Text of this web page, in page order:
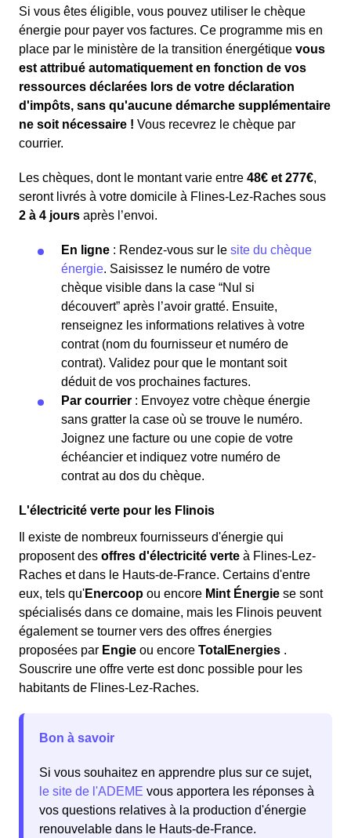
Si vous êtes éligible, vous pouvez utiliser le chèque
énergie pour payer vos factures. Ce programme mis en
place par le ministère de la transition énergétique vous
est attribué automatiquement en fonction de vos
ressources déclarées lors de votre déclaration
d'impôts, sans qu'aucune démarche supplémentaire
ne soit nécessaire ! Vous recevrez le chèque par
courrier.
Les chèques, dont le montant varie entre 48€ et 277€,
seront livrés à votre domicile à Flines-Lez-Raches sous
2 à 4 jours après l’envoi.
En ligne : Rendez-vous sur le site du chèque
énergie. Saisissez le numéro de votre
chèque visible dans la case “Nul si
découvert” après l’avoir gratté. Ensuite,
renseignez les informations relatives à votre
contrat (nom du fournisseur et numéro de
contrat). Validez pour que le montant soit
déduit de vos prochaines factures.
Par courrier : Envoyez votre chèque énergie
sans gratter la case où se trouve le numéro.
Joignez une facture ou une copie de votre
échéancier et indiquez votre numéro de
contrat au dos du chèque.
L'électricité verte pour les Flinois
Il existe de nombreux fournisseurs d'énergie qui
proposent des offres d'électricité verte à Flines-Lez-
Raches et dans le Hauts-de-France. Certains d'entre
eux, tels qu'Enercoop ou encore Mint Énergie se sont
spécialisés dans ce domaine, mais les Flinois peuvent
également se tourner vers des offres énergies
proposées par Engie ou encore TotalEnergies .
Souscrire une offre verte est donc possible pour les
habitants de Flines-Lez-Raches.
Bon à savoir
Si vous souhaitez en apprendre plus sur ce sujet,
le site de l'ADEME vous apportera les réponses à
vos questions relatives à la production d'énergie
renouvelable dans le Hauts-de-France.